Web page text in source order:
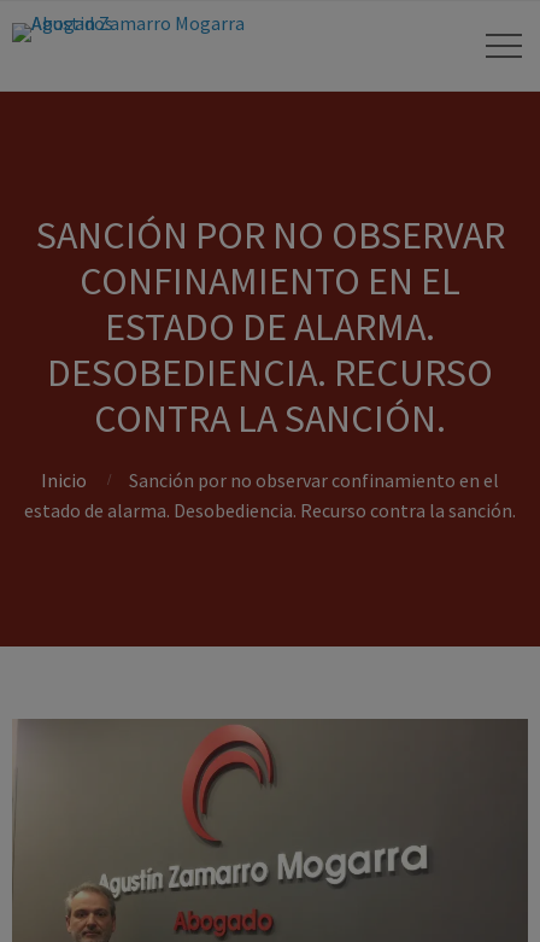
SANCIÓN POR NO OBSERVAR
CONFINAMIENTO EN EL
ESTADO DE ALARMA.
DESOBEDIENCIA. RECURSO
CONTRA LA SANCIÓN.
Inicio
Sanción por no observar confinamiento en el
estado de alarma. Desobediencia. Recurso contra la sanción.